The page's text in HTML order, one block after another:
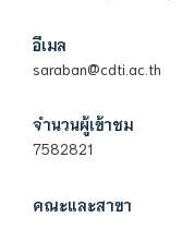
อีเมล
saraban@cdti.ac.th
จำนวนผู้เข้าชม
7582821
คณะและสาขา